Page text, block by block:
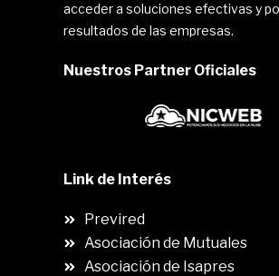
acceder a soluciones efectivas y
resultados de las empresas.
Nuestros Partner Oficiales
Link de Interés
Previred
Asociación de Mutuales
Asociación de Isapres